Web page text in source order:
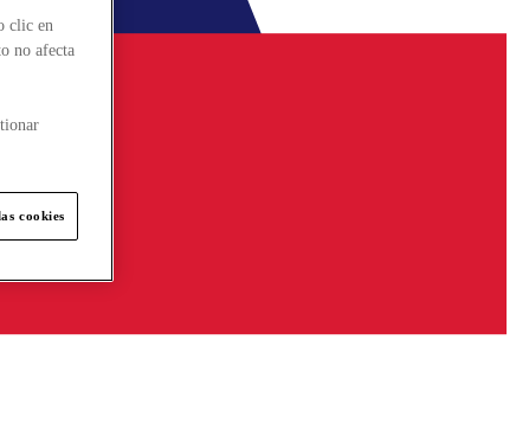
clic en
no afecta
cookies